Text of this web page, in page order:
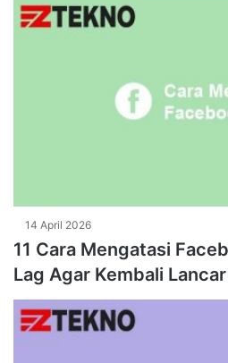
14 April 2026
11 Cara Mengatasi
Lag Agar Kembali Lancar